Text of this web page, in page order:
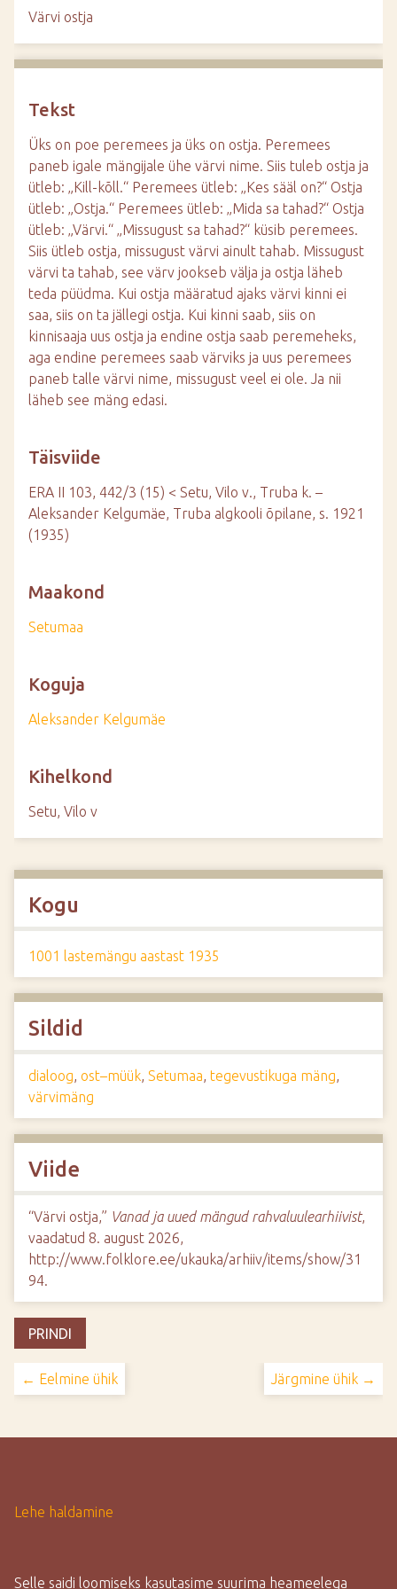
Värvi ostja
Tekst
Üks on poe peremees ja üks on ostja. Peremees
paneb igale mängijale ühe värvi nime. Siis tuleb ostja ja
ütleb: „Kill-kõll.“ Peremees ütleb: „Kes sääl on?“ Ostja
ütleb: „Ostja.“ Peremees ütleb: „Mida sa tahad?“ Ostja
ütleb: „Värvi.“ „Missugust sa tahad?“ küsib peremees.
Siis ütleb ostja, missugust värvi ainult tahab. Missugust
värvi ta tahab, see värv jookseb välja ja ostja läheb
teda püüdma. Kui ostja määratud ajaks värvi kinni ei
saa, siis on ta jällegi ostja. Kui kinni saab, siis on
kinnisaaja uus ostja ja endine ostja saab peremeheks,
aga endine peremees saab värviks ja uus peremees
paneb talle värvi nime, missugust veel ei ole. Ja nii
läheb see mäng edasi.
Täisviide
ERA II 103, 442/3 (15) < Setu, Vilo v., Truba k. –
Aleksander Kelgumäe, Truba algkooli õpilane, s. 1921
(1935)
Maakond
Setumaa
Koguja
Aleksander Kelgumäe
Kihelkond
Setu, Vilo v
Kogu
1001 lastemängu aastast 1935
Sildid
dialoog, ost–müük, Setumaa, tegevustikuga mäng,
värvimäng
Viide
“Värvi ostja,” Vanad ja uued mängud rahvaluulearhiivist,
vaadatud 8. august 2026,
http://www.folklore.ee/ukauka/arhiiv/items/show/31
94.
PRINDI
← Eelmine ühik Järgmine ühik →
Lehe haldamine
Selle saidi loomiseks kasutasime suurima heameelega